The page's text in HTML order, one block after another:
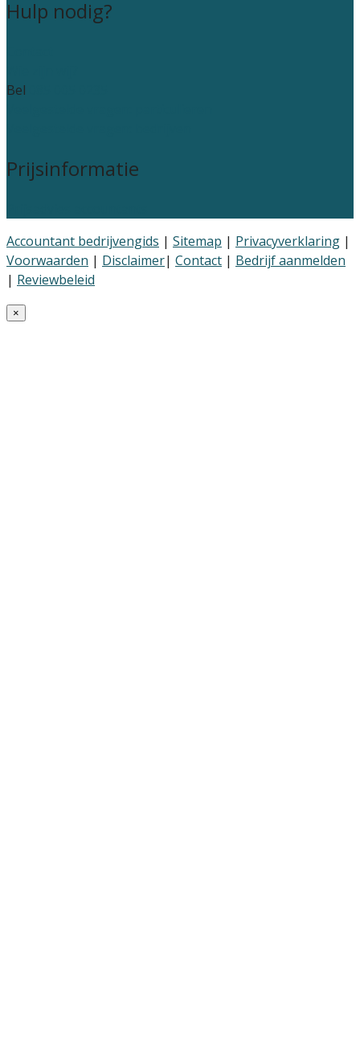
Hulp nodig?
Bel
Prijsinformatie
Accountant bedrijvengids | Sitemap | Privacyverklaring |
Voorwaarden | Disclaimer| Contact | Bedrijf aanmelden
| Reviewbeleid
×